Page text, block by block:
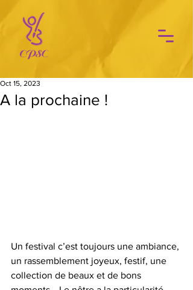
A la prochaine !
Oct 15, 2023
Un festival c’est toujours une ambiance,
un rassemblement joyeux, festif, une
collection de beaux et de bons